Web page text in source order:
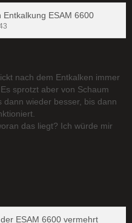
ESAM 6600
nach dem Entkalken immer
sprotzt aber von Schaum
dann wieder besser, bis dann
das liegt? Ich würde mir
ESAM 6600 vermehrt